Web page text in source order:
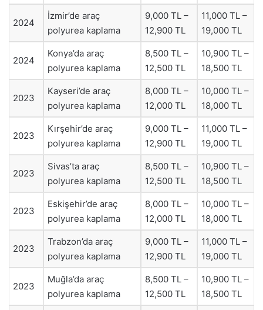
2024
İzmir’de araç
polyurea kaplama
9,000 TL –
12,900 TL
11,000 TL –
19,000 TL
2024
Konya’da araç
polyurea kaplama
8,500 TL –
12,500 TL
10,900 TL –
18,500 TL
2023
Kayseri’de araç
polyurea kaplama
8,000 TL –
12,000 TL
10,000 TL –
18,000 TL
2023
Kırşehir’de araç
polyurea kaplama
9,000 TL –
12,900 TL
11,000 TL –
19,000 TL
2023
Sivas’ta araç
polyurea kaplama
8,500 TL –
12,500 TL
10,900 TL –
18,500 TL
2023
Eskişehir’de araç
polyurea kaplama
8,000 TL –
12,000 TL
10,000 TL –
18,000 TL
2023
Trabzon’da araç
polyurea kaplama
9,000 TL –
12,900 TL
11,000 TL –
19,000 TL
2023
Muğla’da araç
polyurea kaplama
8,500 TL –
12,500 TL
10,900 TL –
18,500 TL